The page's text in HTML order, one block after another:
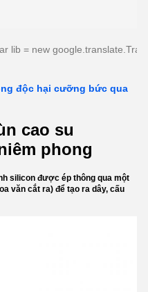
lib = new
độc hại cưỡng bức qua
cao su
phong
silicon được ép thông qua một
văn cắt ra) để tạo ra dây, cấu